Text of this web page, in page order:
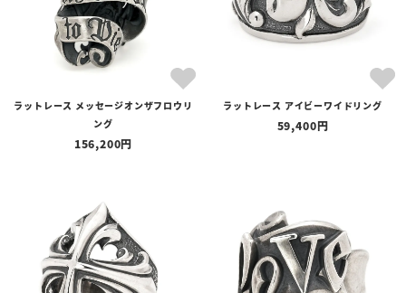
ラットレース メッセージオンザフロウリ
ング
156,200
ラットレース アイビーワイドリング
59,400